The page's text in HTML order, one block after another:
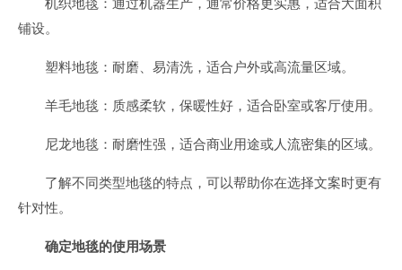
铺设。
塑料地毯：耐磨、易清洗，适合户外或高流量区域。
羊毛地毯：质感柔软，保暖性好，适合卧室或客厅使用。
尼龙地毯：耐磨性强，适合商业用途或人流密集的区域。
了解不同类型地毯的特点，可以帮助你在选择文案时更有
针对性。
确定地毯的使用场景